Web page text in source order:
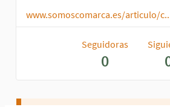
www.somoscomarca.es/articulo/
Seguidoras
0